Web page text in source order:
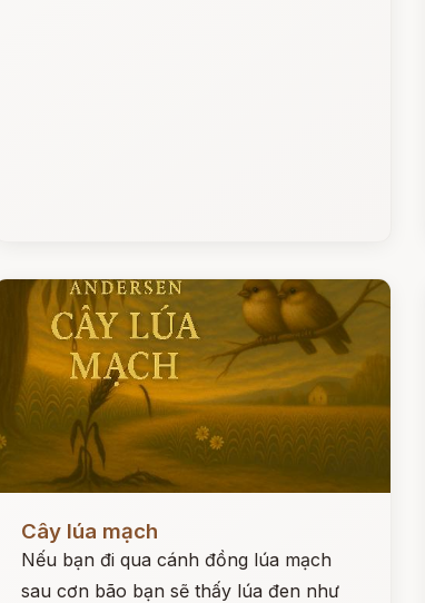
Cây lúa mạch
Nếu bạn đi qua cánh đồng lúa mạch
sau cơn bão bạn sẽ thấy lúa đen như